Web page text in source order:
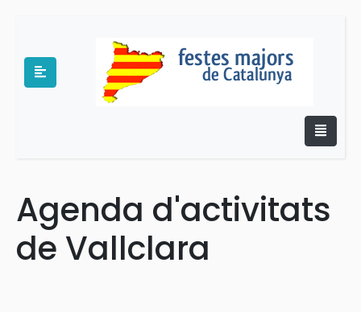
Agenda d'activitats
de Vallclara